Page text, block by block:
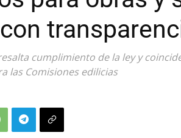
cumplimiento de la ley y
las Comisiones edilicias